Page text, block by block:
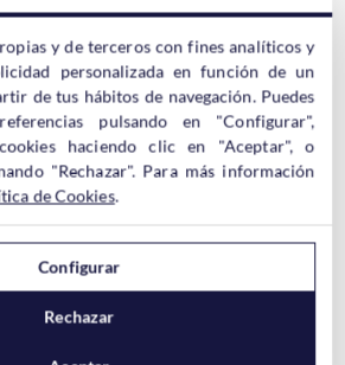
seleccionarPOP o IMAP y luego tendrás
de la cuenta desde la nueva
con la configuración de la cuenta,
y de terceros con fines analíticos y
personalizada en función de un
de tus hábitos de navegación. Puedes
pulsando en "Configurar",
haciendo clic en "Aceptar", o
"Rechazar". Para más información
de Cookies.
Configurar
Rechazar